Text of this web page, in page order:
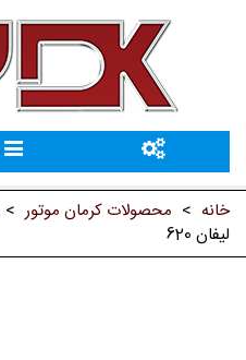
خانه > محصولات کرمان موتور >
لیفان 620